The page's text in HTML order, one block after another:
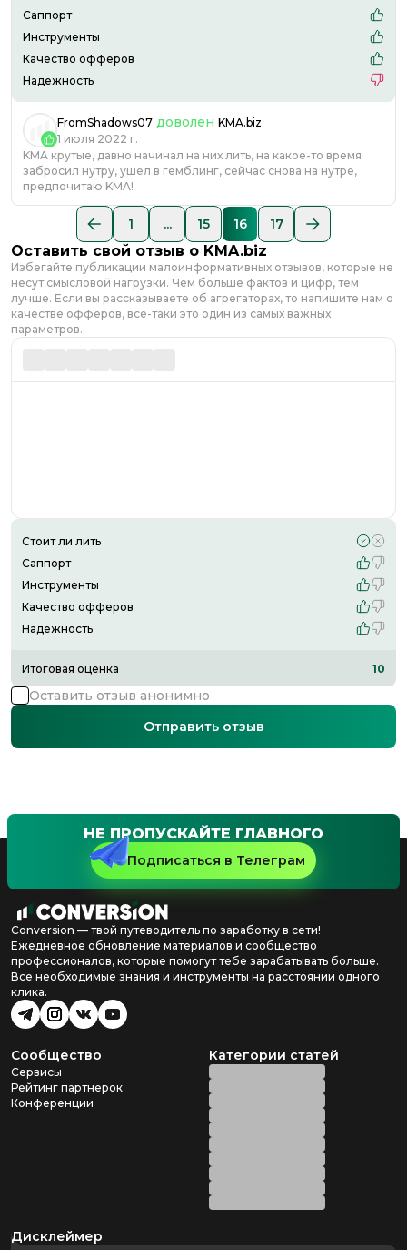
Саппорт
Инструменты
Качество офферов
Надежность
FromShadows07 доволен KMA.biz
1 июля 2022 г.
KMA крутые, давно начинал на них лить, на какое-то время
забросил нутру, ушел в гемблинг, сейчас снова на нутре,
предпочитаю KMA!
1 ... 15 16 17
Оставить свой отзыв о KMA.biz
Избегайте публикации малоинформативных отзывов, которые не
несут смысловой нагрузки. Чем больше фактов и цифр, тем
лучше. Если вы рассказываете об агрегаторах, то напишите нам о
качестве офферов, все-таки это один из самых важных
параметров.
Стоит ли лить
Саппорт
Инструменты
Качество офферов
Надежность
Итоговая оценка 10
Оставить отзыв анонимно
Отправить отзыв
НЕ ПРОПУСКАЙТЕ ГЛАВНОГО
Подписаться в Телеграм
Conversion — твой путеводитель по заработку в сети!
Ежедневное обновление материалов и сообщество
профессионалов, которые помогут тебе зарабатывать больше.
Все необходимые знания и инструменты на расстоянии одного
клика.
Сообщество
Сервисы
Рейтинг партнерок
Конференции
Категории статей
Дисклеймер